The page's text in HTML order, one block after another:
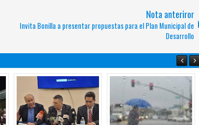
Nota anteriror
Invita Bonilla a presentar propuestas para el Plan Municipal de
Desarrollo